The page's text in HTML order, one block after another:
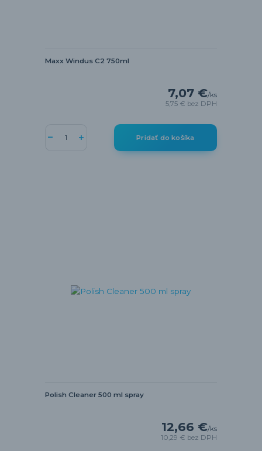
Maxx Windus C2 750ml
7,07 €/ks
5,75 € bez DPH
Pridať do košíka
Polish Cleaner 500 ml spray
12,66 €/ks
10,29 € bez DPH